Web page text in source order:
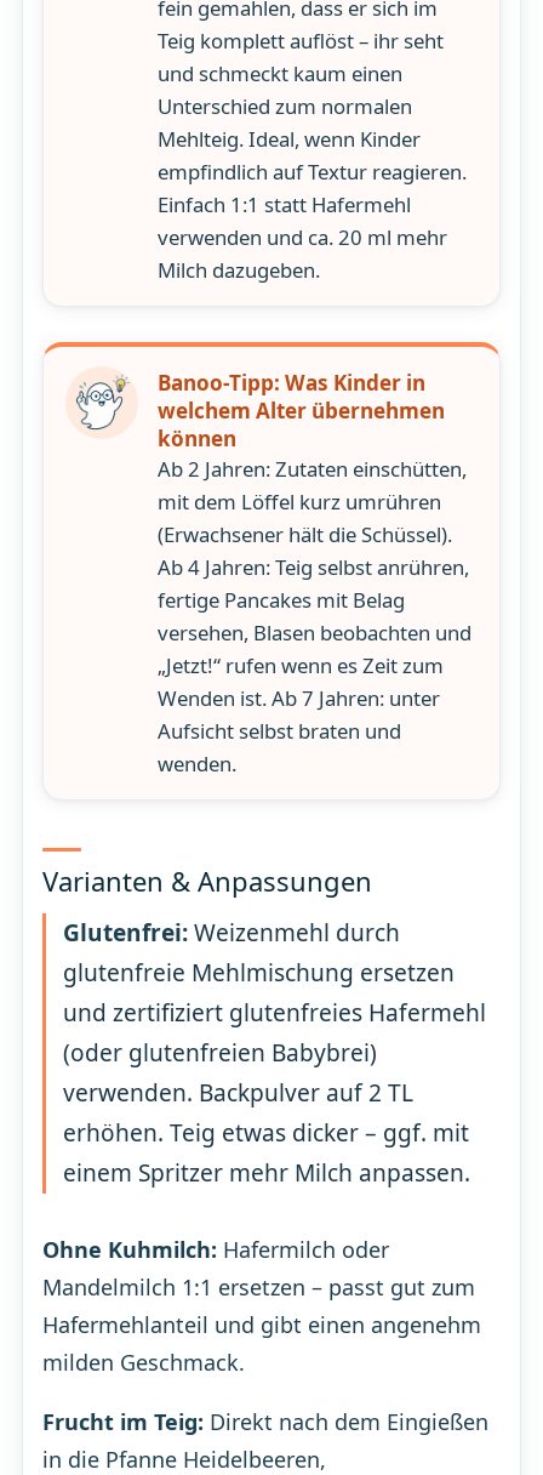
fein gemahlen, dass er sich im
Teig komplett auflöst – ihr seht
und schmeckt kaum einen
Unterschied zum normalen
Mehlteig. Ideal, wenn Kinder
empfindlich auf Textur reagieren.
Einfach 1:1 statt Hafermehl
verwenden und ca. 20 ml mehr
Milch dazugeben.
Banoo-Tipp: Was Kinder in
welchem Alter übernehmen
können
Ab 2 Jahren: Zutaten einschütten,
mit dem Löffel kurz umrühren
(Erwachsener hält die Schüssel).
Ab 4 Jahren: Teig selbst anrühren,
fertige Pancakes mit Belag
versehen, Blasen beobachten und
„Jetzt!“ rufen wenn es Zeit zum
Wenden ist. Ab 7 Jahren: unter
Aufsicht selbst braten und
wenden.
Varianten & Anpassungen
Glutenfrei:Weizenmehl durch
glutenfreie Mehlmischung ersetzen
und zertifiziert glutenfreies Hafermehl
(oder glutenfreien Babybrei)
verwenden. Backpulver auf 2 TL
erhöhen. Teig etwas dicker – ggf. mit
einem Spritzer mehr Milch anpassen.
Ohne Kuhmilch: Hafermilch oder
Mandelmilch 1:1 ersetzen – passt gut zum
Hafermehlanteil und gibt einen angenehm
milden Geschmack.
Frucht im Teig: Direkt nach dem Eingießen
in die Pfanne Heidelbeeren,